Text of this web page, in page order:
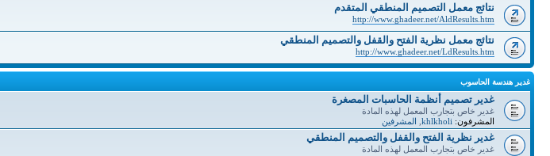
نتائج معمل التصميم المنطقي المتقدم
http://www.ghadeer.net/AldResults.htm
نتائج معمل نظرية الفتح والقفل والتصميم المنطقي
http://www.ghadeer.net/LdResults.htm
غدير هندسة الحاسوب
غدير تصميم أنظمة الحاسبات المصغرة
غدير خاص بتجارب المعمل لهذه المادة
المشرفون: khlkholi المشرفين
غدير نظرية الفتح والقفل والتصميم المنطقي
غدير خاص بتجارب المعمل لهذه المادة